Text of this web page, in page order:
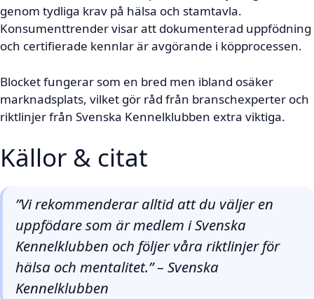
genom tydliga krav på hälsa och stamtavla.
Konsumenttrender visar att dokumenterad uppfödning
och certifierade kennlar är avgörande i köpprocessen.
Blocket fungerar som en bred men ibland osäker
marknadsplats, vilket gör råd från branschexperter och
riktlinjer från Svenska Kennelklubben extra viktiga.
Källor & citat
”Vi rekommenderar alltid att du väljer en
uppfödare som är medlem i Svenska
Kennelklubben och följer våra riktlinjer för
hälsa och mentalitet.” – Svenska
Kennelklubben